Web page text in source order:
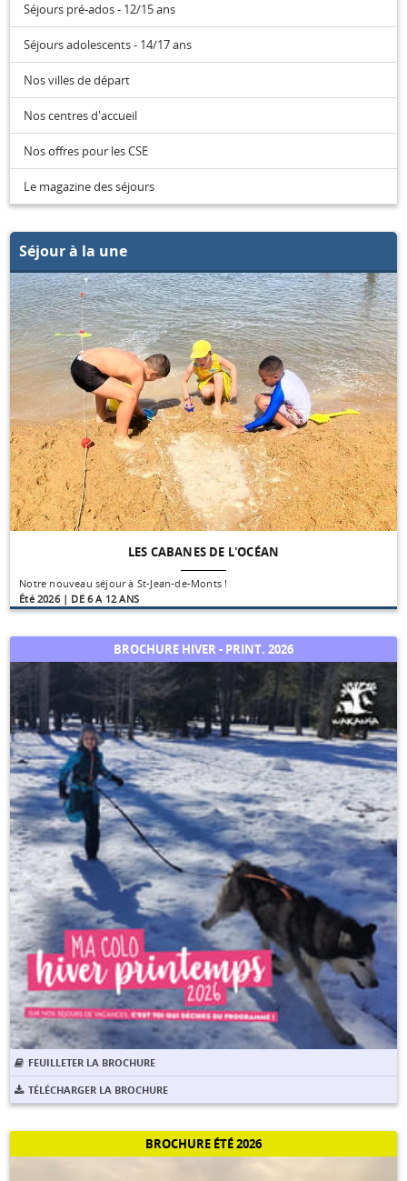
Séjours pré-ados - 12/15 ans
Séjours adolescents - 14/17 ans
Nos villes de départ
Nos centres d'accueil
Nos offres pour les CSE
Le magazine des séjours
Séjour à la une
LES CABANES DE L'OCÉAN
Notre nouveau séjour à St-Jean-de-Monts !
Été 2026 | DE 6 A 12 ANS
BROCHURE HIVER - PRINT. 2026
FEUILLETER LA BROCHURE
TÉLÉCHARGER LA BROCHURE
BROCHURE ÉTÉ 2026